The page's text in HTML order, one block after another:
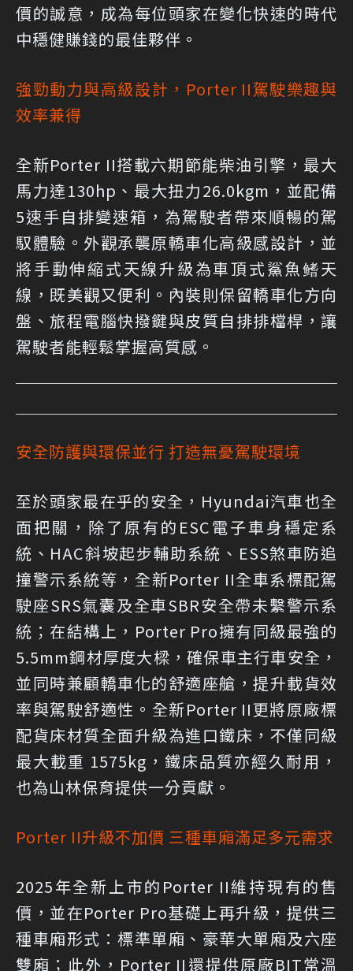
價的誠意，成為每位頭家在變化快速的時代
中穩健賺錢的最佳夥伴。
強勁動力與高級設計，Porter II駕駛樂趣與
效率兼得
全新Porter II搭載六期節能柴油引擎，最大
馬力達130hp、最大扭力26.0kgm，並配備
5速手自排變速箱，為駕駛者帶來順暢的駕
馭體驗。外觀承襲原轎車化高級感設計，並
將手動伸縮式天線升級為車頂式鯊魚鳍天
線，既美觀又便利。內裝則保留轎車化方向
盤、旅程電腦快撥鍵與皮質自排排檔桿，讓
駕駛者能輕鬆掌握高質感。
安全防護與環保並行 打造無憂駕駛環境
至於頭家最在乎的安全，Hyundai汽車也全
面把關，除了原有的ESC電子車身穩定系
統、HAC斜坡起步輔助系統、ESS煞車防追
撞警示系統等，全新Porter II全車系標配駕
駛座SRS氣囊及全車SBR安全帶未繫警示系
統；在結構上，Porter Pro擁有同級最強的
5.5mm鋼材厚度大樑，確保車主行車安全，
並同時兼顧轎車化的舒適座艙，提升載貨效
率與駕駛舒適性。全新Porter II更將原廠標
配貨床材質全面升級為進口鐵床，不僅同級
最大載重 1575kg，鐵床品質亦經久耐用，
也為山林保育提供一分貢獻。
Porter II升級不加價 三種車廂滿足多元需求
2025年全新上市的Porter II維持現有的售
價，並在Porter Pro基礎上再升級，提供三
種車廂形式：標準單廂、豪華大單廂及六座
雙廂；此外，Porter II還提供原廠BIT常溫